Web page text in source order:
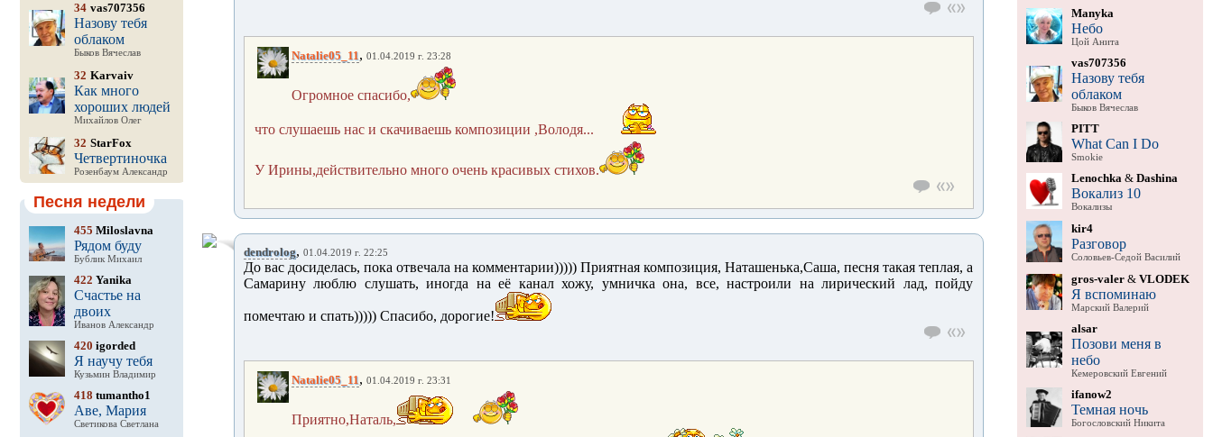
34 vas707356
Назову тебя
облаком
Быков Вячеслав
32 Karvaiv
Как много
хороших людей
Михайлов Олег
32 StarFox
Четвертиночка
Розенбаум Александр
Песня недели
455 Miloslavna
Рядом буду
Бублик Михаил
422 Yanika
Счастье на
двоих
Иванов Александр
420 igorded
Я научу тебя
Кузьмин Владимир
418 tumantho1
Аве, Мария
Светикова Светлана
Natalie05_11, 01.04.2019 г. 23:28
Огромное спасибо,
что слушаешь нас и скачиваешь композиции ,Володя...
У Ирины,действительно много очень красивых стихов.
dendrolog, 01.04.2019 г. 22:25
До вас досиделась, пока отвечала на комментарии))))) Приятная композиция, Наташенька,Саша, песня такая теплая, а
Самарину люблю слушать, иногда на её канал хожу, умничка она, все, настроили на лирический лад, пойду
помечтаю и спать))))) Спасибо, дорогие!
Natalie05_11, 01.04.2019 г. 23:31
Приятно,Наталь,
Manyka
Небо
Цой Анита
vas707356
Назову тебя
облаком
Быков Вячеслав
PITT
What Can I Do
Smokie
Lenochka & Dashina
Вокализ 10
Вокализы
kir4
Разговор
Соловьев-Седой Василий
gros-valer& VLODEK
Я вспоминаю
Марский Валерий
alsar
Позови меня в
небо
Кемеровский Евгений
ifanow2
Темная ночь
Богословский Никита